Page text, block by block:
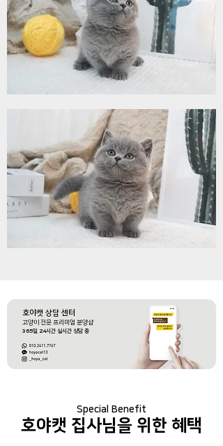
호야캣 상담 센터
​고양이 전문 프리미엄 분양샵
365일 24시간 실시간 상담 중
Special Benefit
호야캣 집사님을 위한 혜택